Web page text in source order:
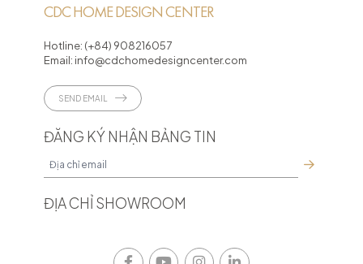
CDC HOME DESIGN CENTER
Hotline: (+84) 908216057
Email: info@cdchomedesigncenter.com
SEND EMAIL
ĐĂNG KÝ NHẬN BẢNG TIN
ĐỊA CHỈ SHOWROOM